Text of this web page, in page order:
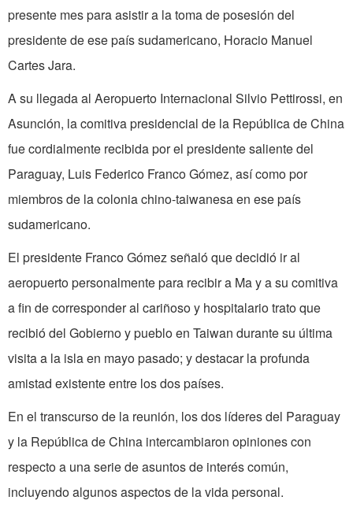
presente mes para asistir a la toma de posesión del
presidente de ese país sudamericano, Horacio Manuel
Cartes Jara.
A su llegada al Aeropuerto Internacional Silvio Pettirossi, en
Asunción, la comitiva presidencial de la República de China
fue cordialmente recibida por el presidente saliente del
Paraguay, Luis Federico Franco Gómez, así como por
miembros de la colonia chino-taiwanesa en ese país
sudamericano.
El presidente Franco Gómez señaló que decidió ir al
aeropuerto personalmente para recibir a Ma y a su comitiva
a fin de corresponder al cariñoso y hospitalario trato que
recibió del Gobierno y pueblo en Taiwan durante su última
visita a la isla en mayo pasado; y destacar la profunda
amistad existente entre los dos países.
En el transcurso de la reunión, los dos líderes del Paraguay
y la República de China intercambiaron opiniones con
respecto a una serie de asuntos de interés común,
incluyendo algunos aspectos de la vida personal.